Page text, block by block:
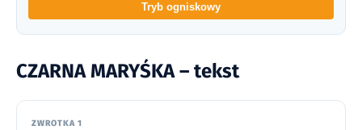
CZARNA MARYŚKA – tekst
ZWROTKA 1
Tryb ogniskowy